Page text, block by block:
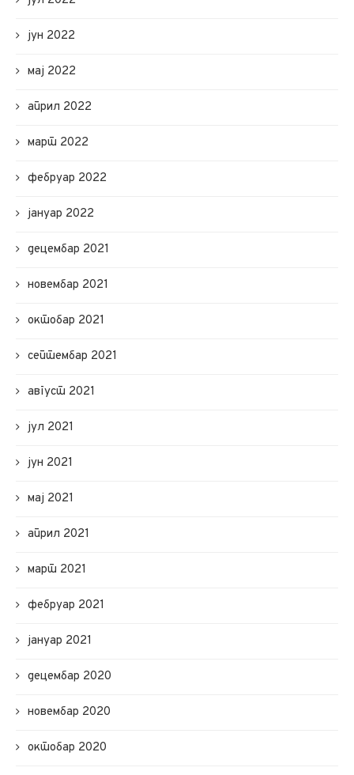
јун 2022
мај 2022
април 2022
март 2022
фебруар 2022
јануар 2022
децембар 2021
новембар 2021
октобар 2021
септембар 2021
август 2021
јул 2021
јун 2021
мај 2021
април 2021
март 2021
фебруар 2021
јануар 2021
децембар 2020
новембар 2020
октобар 2020